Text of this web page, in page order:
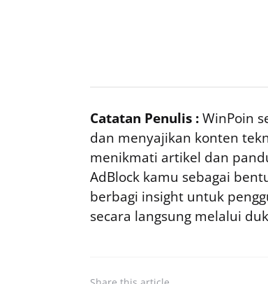
Catatan Penulis :WinPoin
dan menyajikan konten
menikmati artikel dan
AdBlock kamu sebagai
berbagi insight untuk
secara langsung melalui